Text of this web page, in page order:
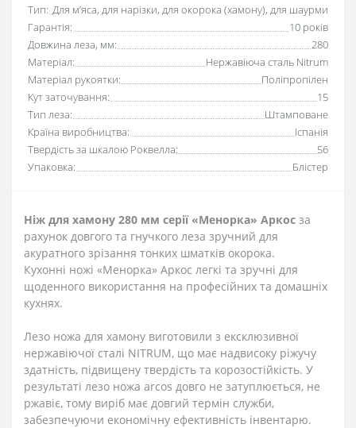
Тип: Для м’яса, для нарізки, для окорока (хамону), для шаурми
Гарантія:
10 років
Довжина леза, мм:
280
Матеріал:
Нержавіюча сталь Nitrum
Матеріал рукоятки:
Поліпропілен
Кут заточування:
15
Тип леза:
Штамповане
Країна виробництва:
Іспанія
Твердість за шкалою Роквелла:
56
Упаковка:
Блістер
Ніж для хамону 280 мм серії «Менорка» Аркос за
рахунок довгого та гнучкого леза зручний для
акуратного зрізання тонких шматків окорока.
Кухонні ножі «Менорка» Аркос легкі та зручні для
щоденного використання на професійних та домашніх
кухнях.
Лезо ножа для хамону виготовили з ексклюзивної
нержавіючої сталі NITRUM, що має надвисоку ріжучу
здатність, підвищену твердість та корозостійкість. У
результаті лезо ножа arcos довго не затуплюється, не
ржавіє, тому виріб має довгий термін служби,
забезпечуючи економічну ефективність інвентарю.